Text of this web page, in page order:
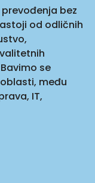
bez
od odličnih
se
među
IT,